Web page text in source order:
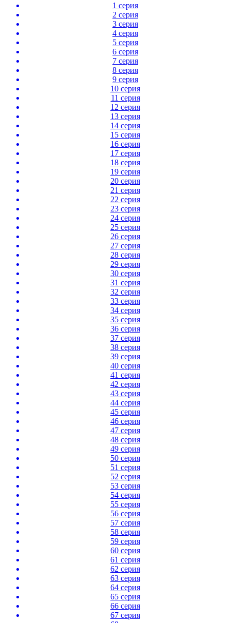
1 серия
2 серия
3 серия
4 серия
5 серия
6 серия
7 серия
8 серия
9 серия
10 серия
11 серия
12 серия
13 серия
14 серия
15 серия
16 серия
17 серия
18 серия
19 серия
20 серия
21 серия
22 серия
23 серия
24 серия
25 серия
26 серия
27 серия
28 серия
29 серия
30 серия
31 серия
32 серия
33 серия
34 серия
35 серия
36 серия
37 серия
38 серия
39 серия
40 серия
41 серия
42 серия
43 серия
44 серия
45 серия
46 серия
47 серия
48 серия
49 серия
50 серия
51 серия
52 серия
53 серия
54 серия
55 серия
56 серия
57 серия
58 серия
59 серия
60 серия
61 серия
62 серия
63 серия
64 серия
65 серия
66 серия
67 серия